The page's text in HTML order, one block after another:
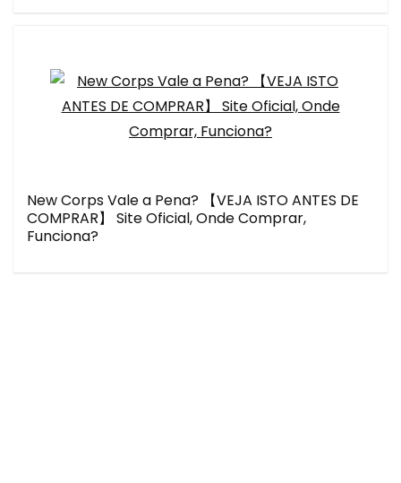
New Corps Vale a Pena? 【VEJA ISTO ANTES DE
COMPRAR】 Site Oficial, Onde Comprar,
Funciona?